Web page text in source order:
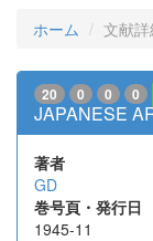
ホーム 文献詳
20 0 0 0
JAPANESE
著者
GD
巻号頁・発行日
1945-11